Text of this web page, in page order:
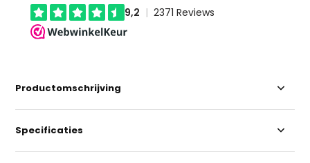
Productomschrijving
Specificaties